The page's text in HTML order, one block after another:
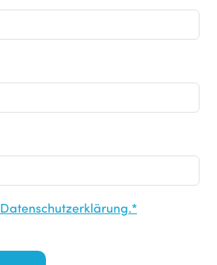
Datenschutzerklärung.*